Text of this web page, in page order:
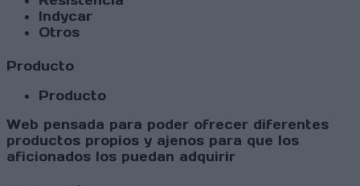
Indycar
Otros
Producto
Producto
Web pensada para poder ofrecer diferentes
productos propios y ajenos para que los
aficionados los puedan adquirir